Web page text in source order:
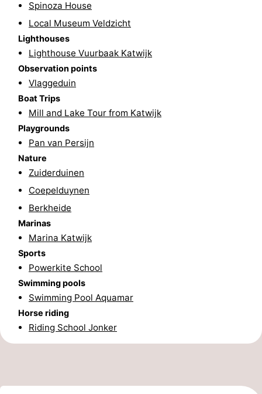
The
Hague
Rotterdam
Rockanje
Weather
Contact
Spinoza House
Local Museum Veldzicht
Lighthouses
Lighthouse Vuurbaak Katwijk
Observation points
Vlaggeduin
Boat Trips
Mill and Lake Tour from Katwijk
Playgrounds
Pan van Persijn
Nature
Zuiderduinen
Coepelduynen
Berkheide
Marinas
Marina Katwijk
Sports
Powerkite School
Swimming pools
Swimming Pool Aquamar
Horse riding
Riding School Jonker